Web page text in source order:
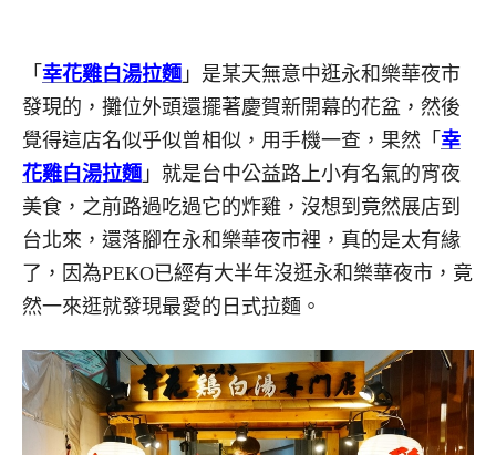
「 幸花雞白湯拉麵」是某天無意中逛永和樂華夜市
發現的，攤位外頭還擺著慶賀新開幕的花盆，然後
覺得這店名似乎似曾相似，用手機一查，果然「 幸
花雞白湯拉麵」就是台中公益路上小有名氣的宵夜
美食，之前路過吃過它的炸雞，沒想到竟然展店到
台北來，還落腳在永和樂華夜市裡，真的是太有緣
了，因為PEKO已經有大半年沒逛永和樂華夜市，竟
然一來逛就發現最愛的日式拉麵。